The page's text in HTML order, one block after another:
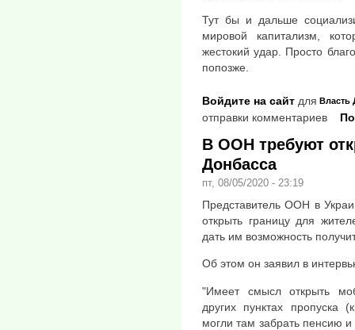
Тут бы и дальше
мировой капитализм,
жестокий удар. Просто
попозже.
Власть
Войдите на сайт для
отправки комментариев
В ООН требуют
Донбасса
пт, 08/05/2020 - 23:19
Представитель ООН в
открыть границу для
дать им возможность
Об этом он заявил в
"Имеет смысл открыть
других пунктах пропуска
могли там забрать пенсию